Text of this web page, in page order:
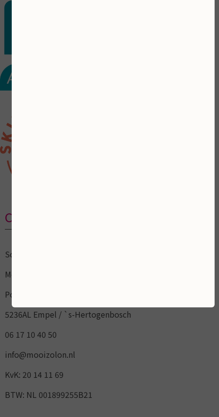
Contactgegevens
Schoonheidsalon
Mooi ZoLon
Pottenbakker 15
5236AL Empel / `s-Hertogenbosch
06 17 10 40 50
info@mooizolon.nl
KvK: 20 14 11 69
BTW: NL 001899255B21